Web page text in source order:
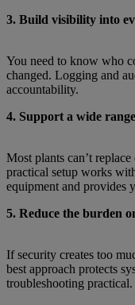
3. Build visibility into
You need to know who
changed. Logging and
accountability.
4. Support a wide
Most plants can’t
practical setup works
equipment and provides
5. Reduce the burden
If security creates too
best approach protects
troubleshooting practical.